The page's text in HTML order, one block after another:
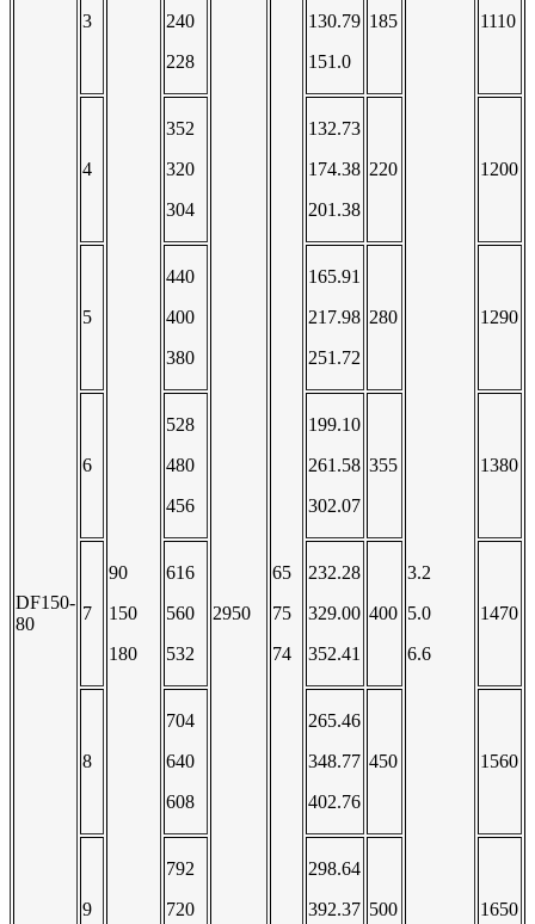
DF150-
80
90
150
180
2950
65
75
74
3.2
5.0
6.6
3
240
228
130.79
151.0
185 1110
4
352
320
304
132.73
174.38
201.38
220 1200
5
440
400
380
165.91
217.98
251.72
280 1290
6
528
480
456
199.10
261.58
302.07
355 1380
7
616
560
532
232.28
329.00
352.41
400 1470
8
704
640
608
265.46
348.77
402.76
450 1560
9
792
720
298.64
392.37 500 1650